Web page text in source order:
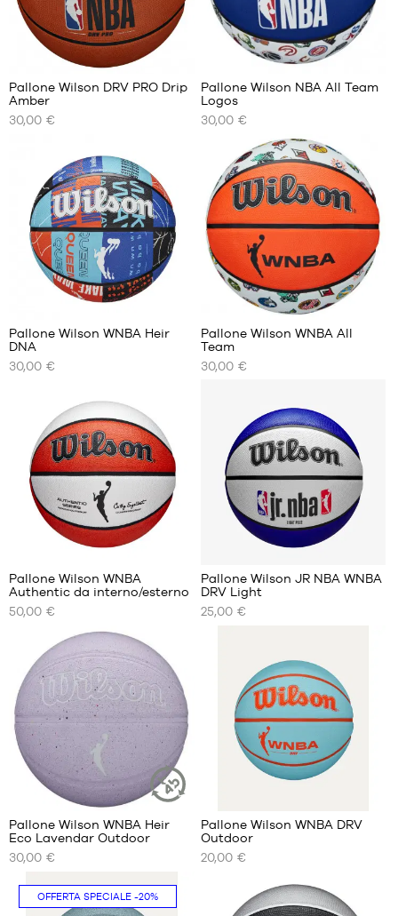
dimensione
7
I
NOSTRI
DISPONIBILI
dimensione
dimensione
7
12
Pallone Wilson DRV PRO Drip
Amber
30,00 €
I
NOSTRI
DISPONIBILI
dimensione
4
Pallone Wilson NBA All Team
Logos
30,00 €
I
NOSTRI
DISPONIBILI
dimensione
6
1
Pallone Wilson WNBA Heir
DNA
30,00 €
NOSTRI
dimensione
4
Pallone Wilson WNBA All
Team
30,00 €
I
NOSTRI
DISPONIBILI
dimensione
6
3
Pallone Wilson WNBA
Authentic da interno/esterno
50,00 €
I
NOSTRI
dimensione
Pallone Wilson JR NBA WNBA
DRV Light
25,00 €
ARTICOLO
SOSTENIBILE
I
NOSTRI
DISPONIBILI
Pallone Wilson WNBA Heir
Eco Lavendar Outdoor
30,00 €
I
NOSTRI
DISPONIBILI
Pallone Wilson WNBA DRV
Outdoor
20,00 €
OFFERTA SPECIALE-20%